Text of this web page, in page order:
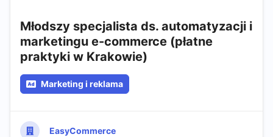
Młodszy specjalista ds. automatyzacji i
marketingu e-commerce (płatne
praktyki w Krakowie)
Marketing i reklama
EasyCommerce